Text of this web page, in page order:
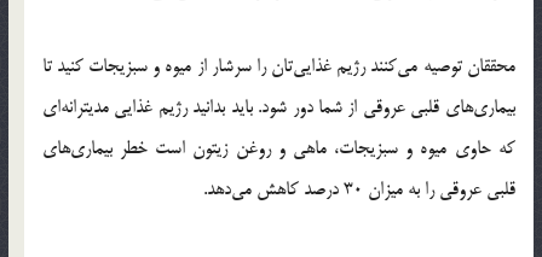
محققان توصیه می‌کنند رژیم غذایی‌تان را سرشار از میوه و سبزیجات کنید تا
بیماری‌های قلبی عروقی از شما دور شود. باید بدانید رژیم غذایی مدیترانه‌ای
که حاوی میوه و سبزیجات، ماهی و روغن زیتون است خطر بیماری‌های
قلبی عروقی را به میزان 30 درصد کاهش می‌دهد.